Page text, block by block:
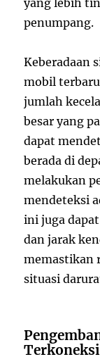
penumpang.
Keberadaan
mobil
jumlah
besar yang
dapat
berada di
melakukan
mendeteksi
ini juga
dan jarak
memastikan
situasi